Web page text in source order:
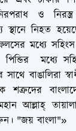
ও
স্থানে নিহত
মধ্যে
পিন্ডির মধ্যে
বাঙালিরা
শত্রুদের
আল্লাহ্‌
"জয় বাংলা"»